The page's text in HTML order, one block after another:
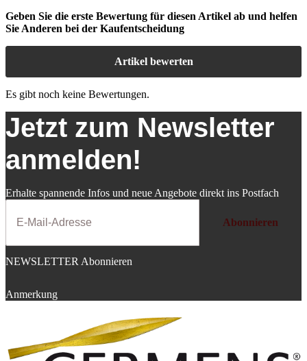
Geben Sie die erste Bewertung für diesen Artikel ab und helfen
Sie Anderen bei der Kaufentscheidung
Artikel bewerten
Es gibt noch keine Bewertungen.
Jetzt zum Newsletter
anmelden!
Erhalte spannende Infos und neue Angebote direkt ins Postfach
Abonnieren
NEWSLETTER Abonnieren
Anmerkung